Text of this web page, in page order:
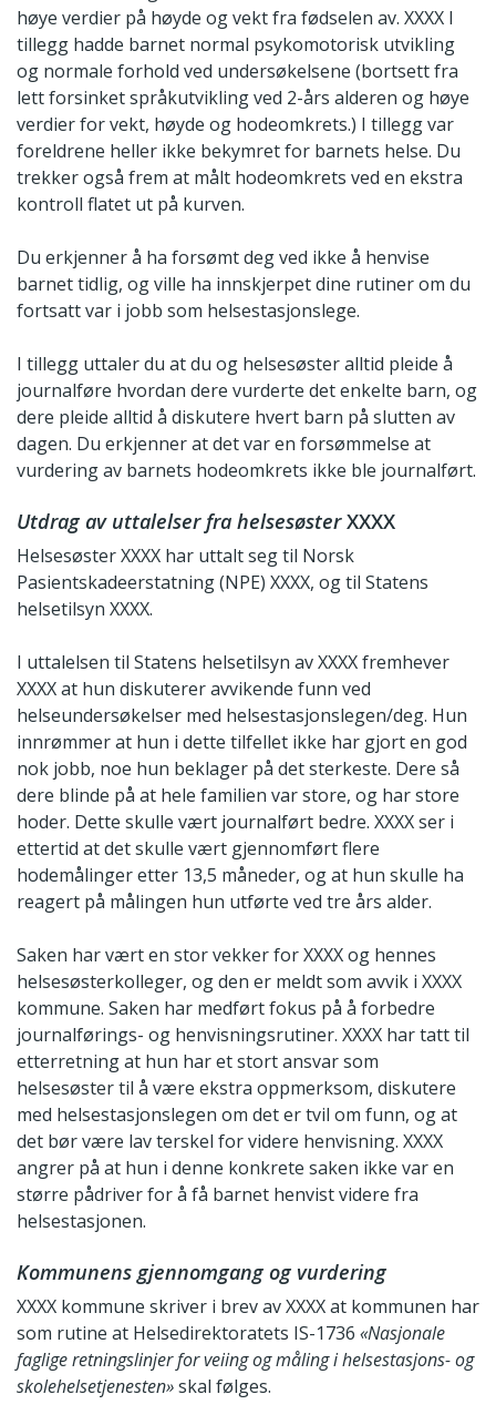
høye verdier på høyde og vekt fra fødselen av. XXXX I
tillegg hadde barnet normal psykomotorisk utvikling
og normale forhold ved undersøkelsene (bortsett fra
lett forsinket språkutvikling ved 2-års alderen og høye
verdier for vekt, høyde og hodeomkrets.) I tillegg var
foreldrene heller ikke bekymret for barnets helse. Du
trekker også frem at målt hodeomkrets ved en ekstra
kontroll flatet ut på kurven.
Du erkjenner å ha forsømt deg ved ikke å henvise
barnet tidlig, og ville ha innskjerpet dine rutiner om du
fortsatt var i jobb som helsestasjonslege.
I tillegg uttaler du at du og helsesøster alltid pleide å
journalføre hvordan dere vurderte det enkelte barn, og
dere pleide alltid å diskutere hvert barn på slutten av
dagen. Du erkjenner at det var en forsømmelse at
vurdering av barnets hodeomkrets ikke ble journalført.
Utdrag av uttalelser fra helsesøsterXXXX
Helsesøster XXXX har uttalt seg til Norsk
Pasientskadeerstatning (NPE) XXXX, og til Statens
helsetilsyn XXXX.
I uttalelsen til Statens helsetilsyn av XXXX fremhever
XXXX at hun diskuterer avvikende funn ved
helseundersøkelser med helsestasjonslegen/deg. Hun
innrømmer at hun i dette tilfellet ikke har gjort en god
nok jobb, noe hun beklager på det sterkeste. Dere så
dere blinde på at hele familien var store, og har store
hoder. Dette skulle vært journalført bedre. XXXX ser i
ettertid at det skulle vært gjennomført flere
hodemålinger etter 13,5 måneder, og at hun skulle ha
reagert på målingen hun utførte ved tre års alder.
Saken har vært en stor vekker for XXXX og hennes
helsesøsterkolleger, og den er meldt som avvik i XXXX
kommune. Saken har medført fokus på å forbedre
journalførings- og henvisningsrutiner. XXXX har tatt til
etterretning at hun har et stort ansvar som
helsesøster til å være ekstra oppmerksom, diskutere
med helsestasjonslegen om det er tvil om funn, og at
det bør være lav terskel for videre henvisning. XXXX
angrer på at hun i denne konkrete saken ikke var en
større pådriver for å få barnet henvist videre fra
helsestasjonen.
Kommunens gjennomgang og vurdering
XXXX kommune skriver i brev av XXXX at kommunen har
som rutine at Helsedirektoratets IS-1736 «Nasjonale
faglige retningslinjer for veiing og måling i helsestasjons- og
skolehelsetjenesten»skal følges.